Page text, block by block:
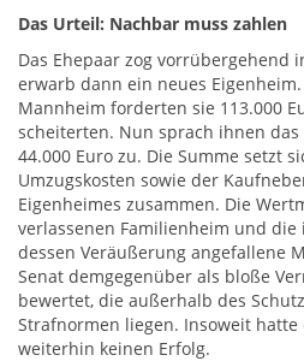
Das Urteil: Nachbar muss zahlen
Das Ehepaar zog vorrübergehend
erwarb dann ein neues
Mannheim forderten sie 113.000
scheiterten. Nun sprach ihnen das
44.000 Euro zu. Die Summe setzt
Umzugskosten sowie der
Eigenheimes zusammen. Die
verlassenen Familienheim und
dessen Veräußerung angefallene
Senat demgegenüber als bloße
bewertet, die außerhalb des
Strafnormen liegen. Insoweit hatte
weiterhin keinen Erfolg.